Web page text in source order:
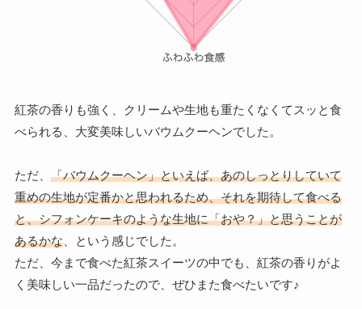
紅茶の香りも強く、クリームや生地も重たくなくてスッと食
べられる、大変美味しいバウムクーヘンでした。
ただ、 「バウムクーヘン」といえば、あのしっとりしていて
重めの生地が定番かと思われるため、それを期待して食べる
と、シフォンケーキのような生地に「おや？」と思うことが
あるかな、という感じでした。
ただ、今まで食べた紅茶スイーツの中でも、紅茶の香りがよ
く美味しい一品だったので、ぜひまた食べたいです♪